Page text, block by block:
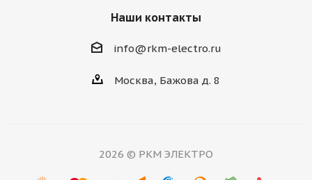
Наши контакты
info@rkm-electro.ru
Москва, Бажова д. 8
2026 © РКМ ЭЛЕКТРО